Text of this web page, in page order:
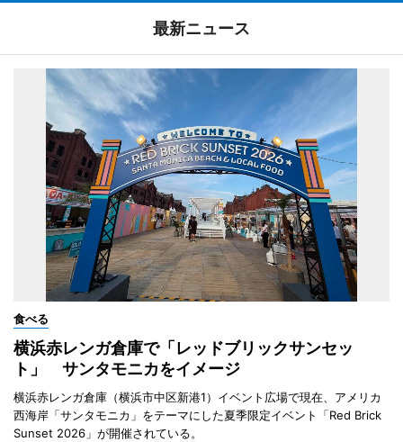
最新ニュース
食べる
横浜赤レンガ倉庫で「レッドブリックサンセッ
ト」 サンタモニカをイメージ
横浜赤レンガ倉庫（横浜市中区新港1）イベント広場で現在、アメリカ
西海岸「サンタモニカ」をテーマにした夏季限定イベント「Red Brick
Sunset 2026」が開催されている。